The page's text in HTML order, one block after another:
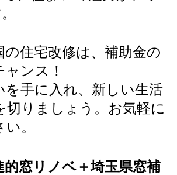
の住宅改修は、補助金の
ンス！
を手に入れ、新しい生活
切りましょう。お気軽に
。
的窓リノベ＋埼玉県窓補